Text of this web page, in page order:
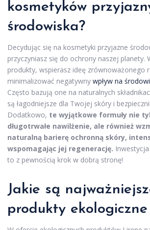
kosmetyków
środowiska?
Decydując się na kosmetyki przyjazne
przyczyniasz się do ochrony naszej planety.
produkty, wspierasz ideę zrównoważonego
minimalizować negatywny wpływ na
Często bazują one na naturalnych
są łagodniejsze dla Twojej skóry i
Dodatkowo, te wyjątkowe formuły nie
długotrwałe nawilżenie, ale również
naturalną barierę ochronną skóry,
wspomagając jej regenerację.
to z pewnością krok w dobrą stronę!
Jakie są
produkty